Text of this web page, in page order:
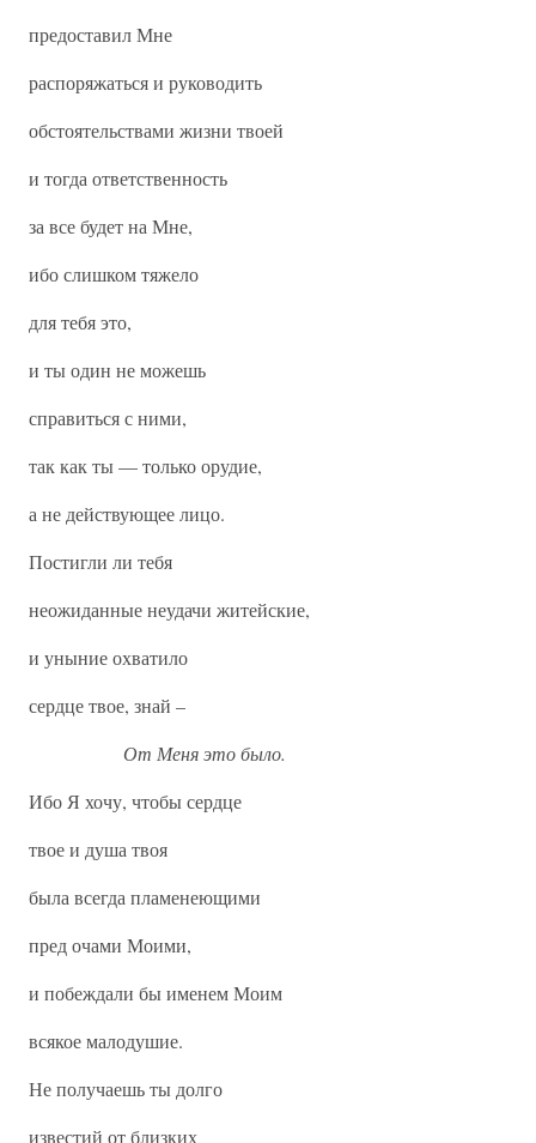
предоставил Мне
распоряжаться и руководить
обстоятельствами жизни твоей
и тогда ответственность
за все будет на Мне,
ибо слишком тяжело
для тебя это,
и ты один не можешь
справиться с ними,
так как ты — только орудие,
а не действующее лицо.
Постигли ли тебя
неожиданные неудачи житейские,
и уныние охватило
сердце твое, знай –
От Меня это было.
Ибо Я хочу, чтобы сердце
твое и душа твоя
была всегда пламенеющими
пред очами Моими,
и побеждали бы именем Моим
всякое малодушие.
Не получаешь ты долго
известий от близких